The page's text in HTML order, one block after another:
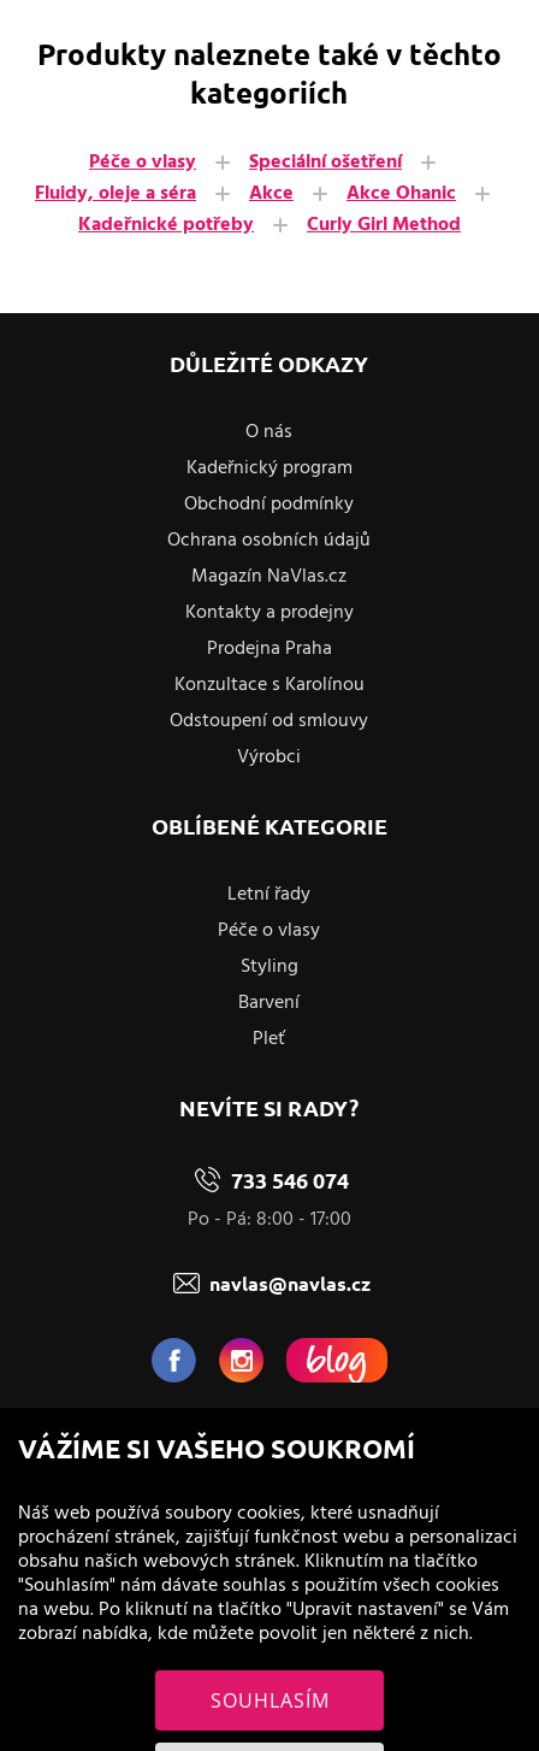
Produkty naleznete také v těchto
kategoriích
Péče o vlasy
Speciální ošetření
Fluidy, oleje a séra
Akce
Akce Ohanic
Kadeřnické potřeby
Curly Girl Method
DŮLEŽITÉ ODKAZY
O nás
Kadeřnický program
Obchodní podmínky
Ochrana osobních údajů
Magazín NaVlas.cz
Kontakty a prodejny
Prodejna Praha
Konzultace s Karolínou
Odstoupení od smlouvy
Výrobci
OBLÍBENÉ KATEGORIE
Letní řady
Péče o vlasy
Styling
Barvení
Pleť
NEVÍTE SI RADY?
733 546 074
Po - Pá: 8:00 - 17:00
navlas@navlas.cz
NaVlas.cz - Vlasová kosmetika
provozovatel e-shopu a prodejen
VÁŽÍME SI VAŠEHO SOUKROMÍ
Náš web používá soubory cookies, které usnadňují
procházení stránek, zajišťují funkčnost webu a personalizaci
obsahu našich webových stránek. Kliknutím na tlačítko
"Souhlasím" nám dávate souhlas s použitím všech cookies
na webu. Po kliknutí na tlačítko "Upravit nastavení" se Vám
zobrazí nabídka, kde můžete povolit jen některé z nich.
SOUHLASÍM